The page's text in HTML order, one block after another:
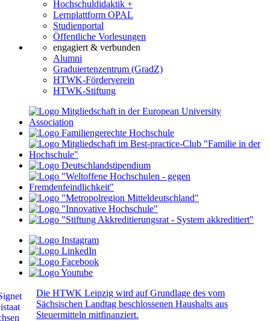
Hochschuldidaktik +
Lernplattform OPAL
Studienportal
Öffentliche Vorlesungen
engagiert & verbunden
Alumni
Graduiertenzentrum (GradZ)
HTWK-Förderverein
HTWK-Stiftung
Die HTWK Leipzig wird auf Grundlage des vom
Sächsischen Landtag beschlossenen Haushalts aus
Steuermitteln mitfinanziert.